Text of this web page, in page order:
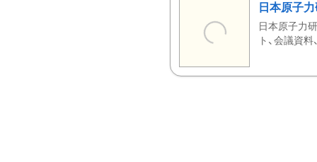
日本原子
日本原子力
ト、会議資